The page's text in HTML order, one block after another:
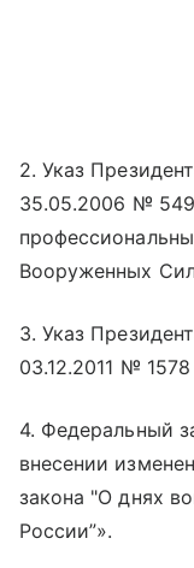
2. Указ
35.05.2006 №
Вооруженных
3. Указ
03.12.2011 №
4. Федеральный
внесении
закона "О днях
России”».